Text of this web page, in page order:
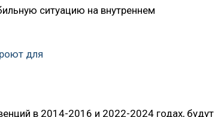
ситуацию на внутреннем
для
в 2014-2016 и 2022-2024 годах, будут